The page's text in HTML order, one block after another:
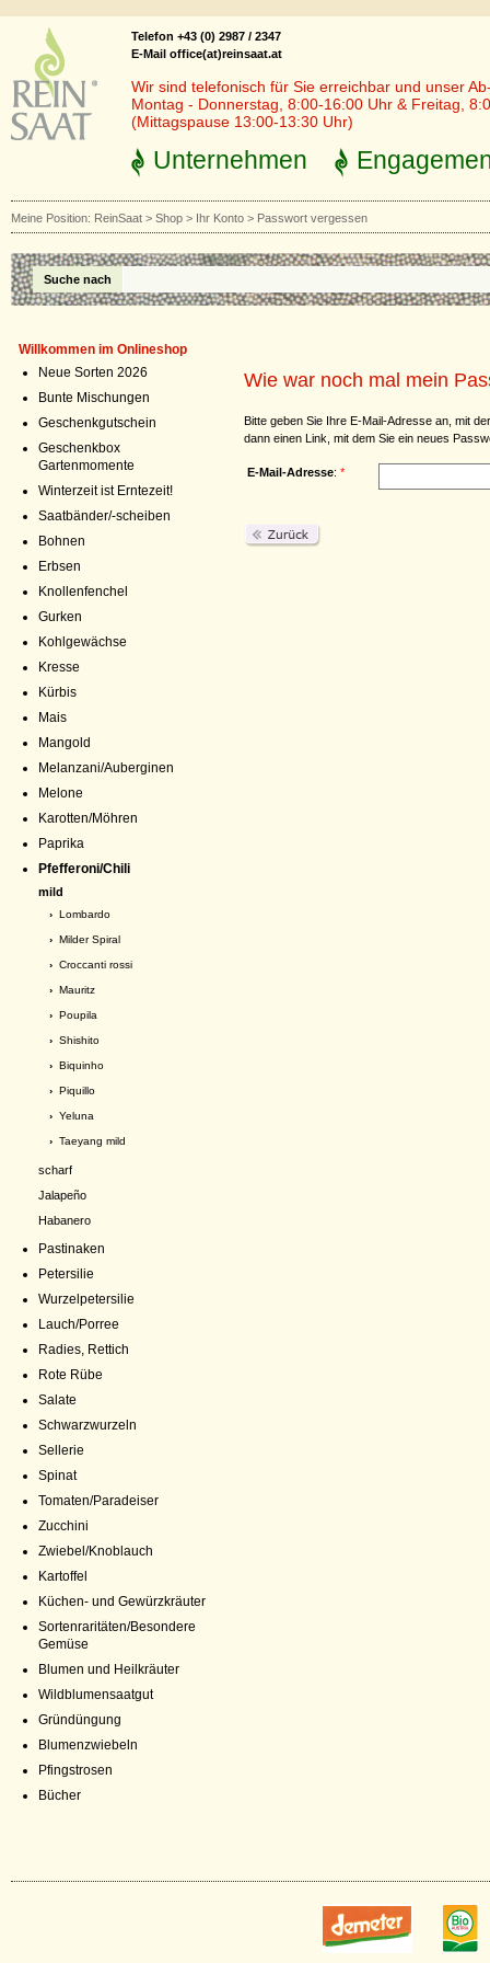
Telefon +43 (0) 2987 / 2347
E-Mail office(at)reinsaat.at
Wir sind telefonisch für Sie erreichbar und unser
Montag - Donnerstag, 8:00-16:00 Uhr & Freitag,
(Mittagspause 13:00-13:30 Uhr)
Unternehmen
Meine Position: ReinSaat > Shop > Ihr Konto > Passwort vergessen
Suche nach
Willkommen im Onlineshop
Neue Sorten 2026
Bunte Mischungen
Geschenkgutschein
Geschenkbox
Gartenmomente
Winterzeit ist Erntezeit!
Saatbänder/-scheiben
Bohnen
Erbsen
Knollenfenchel
Gurken
Kohlgewächse
Kresse
Kürbis
Mais
Mangold
Melanzani/Auberginen
Melone
Karotten/Möhren
Paprika
Pfefferoni/Chili
mild
› Lombardo
› Milder Spiral
› Croccanti rossi
› Mauritz
› Poupila
› Shishito
› Biquinho
› Piquillo
› Yeluna
› Taeyang mild
scharf
Jalapeño
Habanero
Pastinaken
Petersilie
Wurzelpetersilie
Lauch/Porree
Radies, Rettich
Rote Rübe
Salate
Schwarzwurzeln
Sellerie
Spinat
Tomaten/Paradeiser
Zucchini
Zwiebel/Knoblauch
Kartoffel
Küchen- und Gewürzkräuter
Sortenraritäten/Besondere
Gemüse
Blumen und Heilkräuter
Wildblumensaatgut
Gründüngung
Blumenzwiebeln
Pfingstrosen
Bücher
Wie war noch mal mein
Bitte geben Sie Ihre E-Mail-Adresse an, mit
dann einen Link, mit dem Sie ein neues
E-Mail-Adresse: *